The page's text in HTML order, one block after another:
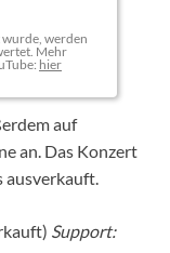
werden
Mehr
hier
auf
an. Das Konzert
Support: